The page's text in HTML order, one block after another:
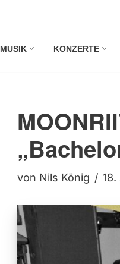
MUSIK KONZERTE
von Nils König